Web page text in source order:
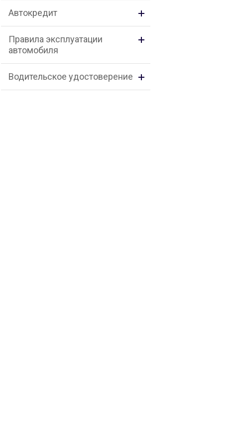
Автокредит
Правила эксплуатации
автомобиля
Водительское удостоверение